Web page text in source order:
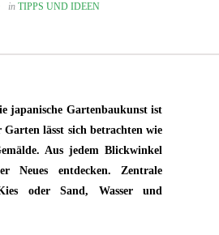
in TIPPS UND IDEEN
japanische Gartenbaukunst ist
Garten lässt sich betrachten wie
Aus jedem Blickwinkel
Neues entdecken. Zentrale
oder Sand, Wasser und